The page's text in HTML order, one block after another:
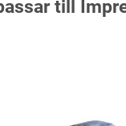
till